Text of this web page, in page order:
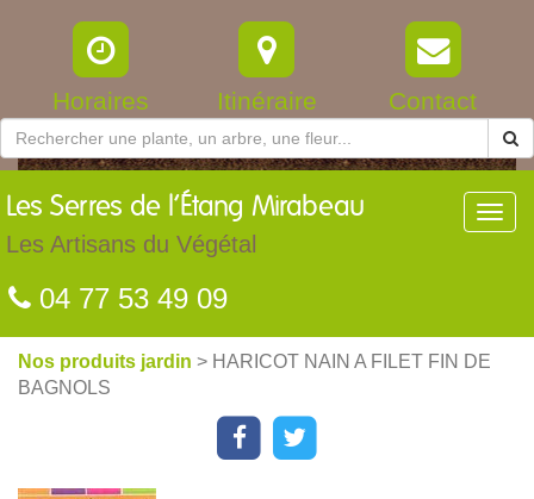
Horaires Itinéraire Contact
Les Serres de l’Étang Mirabeau
Les Artisans du Végétal
04 77 53 49 09
Nos produits jardin > HARICOT NAIN A FILET FIN DE
BAGNOLS